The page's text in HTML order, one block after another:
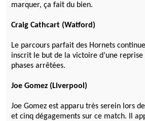
marquer, ça fait du bien.
Craig Cathcart (Watford)
Le parcours parfait des Hornets
inscrit le but de la victoire d’une
phases arrêtées.
Joe Gomez (Liverpool)
Joe Gomez est apparu très serein lors
et cinq dégagements sur ce match. Il